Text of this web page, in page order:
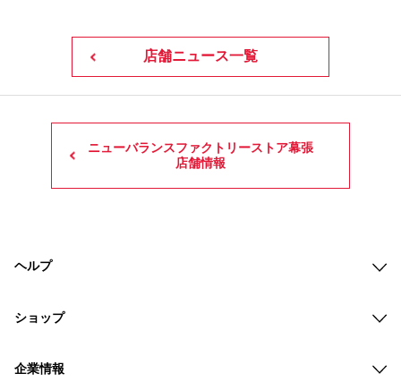
店舗ニュース一覧
ニューバランスファクトリーストア幕張
店舗情報
ヘルプ
ショップ
企業情報